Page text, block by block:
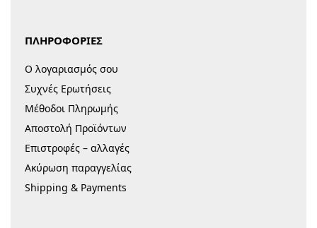
ΠΛΗΡΟΦΟΡΙΕΣ
Ο λογαριασμός σου
Συχνές Ερωτήσεις
Μέθοδοι Πληρωμής
Αποστολή Προϊόντων
Επιστροφές – αλλαγές
Ακύρωση παραγγελίας
Shipping & Payments